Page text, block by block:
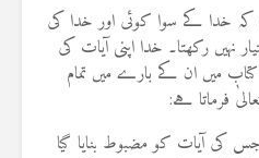
خدا کے سوا کوئی اور خدا کی
رکھتا۔ خدا اپنی آیات کی
میں ان کے بارے میں تمام
فرماتا ہے:
کی آیات کو مضبوط بنایا گیا